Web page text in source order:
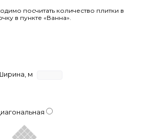
посчитать количество плитки в
в пункте «Ванна».
м